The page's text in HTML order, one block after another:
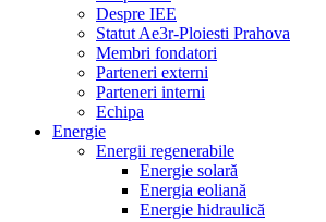
Despre IEE
Statut Ae3r-Ploiesti Prahova
Membri fondatori
Parteneri externi
Parteneri interni
Echipa
Energie
Energii regenerabile
Energie solară
Energia eoliană
Energie hidraulică